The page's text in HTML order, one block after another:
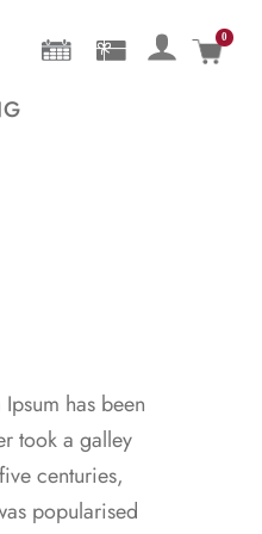
Mein
0
has been
took a galley
centuries,
popularised